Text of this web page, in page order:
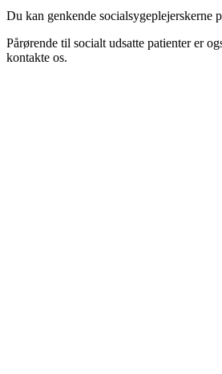
Du kan genkende socialsygeplejerskerne
Pårørende til socialt udsatte patienter er
kontakte os.